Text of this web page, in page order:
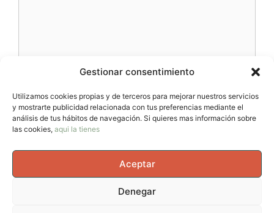
Gestionar consentimiento
Utilizamos cookies propias y de terceros para mejorar nuestros servicios
y mostrarte publicidad relacionada con tus preferencias mediante el
análisis de tus hábitos de navegación. Si quieres mas información sobre
las cookies, aqui la tienes
Aceptar
Denegar
Nombre
Correo